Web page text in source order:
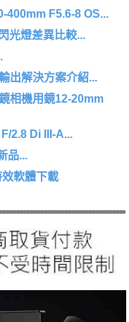
400mm F5.6-8 OS...
光燈差異比較...
出解決方案介紹...
相機用鏡12-20mm
2.8 Di III-A...
品...
軟體下載